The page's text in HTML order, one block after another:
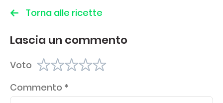
Torna alle ricette
Lascia un commento
Voto
Commento *